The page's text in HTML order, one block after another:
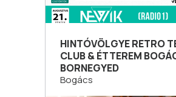
HINTÓVÖLGYE RETRO
CLUB & ÉTTEREM
BORNEGYED
Bogács